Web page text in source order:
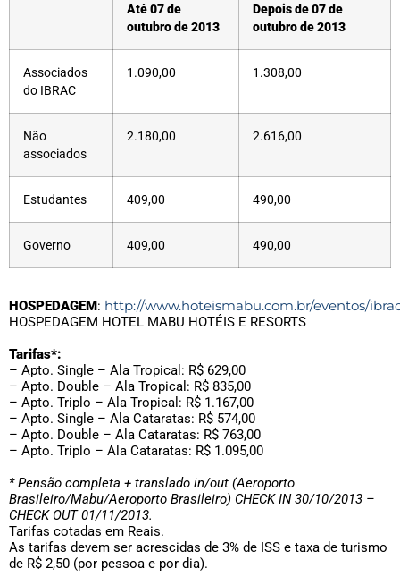
Até 07 de
outubro de 2013
Depois de 07 de
outubro de 2013
Associados
do IBRAC
1.090,00 1.308,00
Não
associados
2.180,00 2.616,00
Estudantes 409,00 490,00
Governo 409,00 490,00
HOSPEDAGEM: http://www.hoteismabu.com.br/eventos/
HOSPEDAGEM HOTEL MABU HOTÉIS E RESORTS
Tarifas*:
– Apto. Single – Ala Tropical: R$ 629,00
– Apto. Double – Ala Tropical: R$ 835,00
– Apto. Triplo – Ala Tropical: R$ 1.167,00
– Apto. Single – Ala Cataratas: R$ 574,00
– Apto. Double – Ala Cataratas: R$ 763,00
– Apto. Triplo – Ala Cataratas: R$ 1.095,00
* Pensão completa + translado in/out (Aeroporto
Brasileiro/Mabu/Aeroporto Brasileiro) CHECK IN 30/10/2013 –
CHECK OUT 01/11/2013.
Tarifas cotadas em Reais.
As tarifas devem ser acrescidas de 3% de ISS e taxa de turismo
de R$ 2,50 (por pessoa e por dia).